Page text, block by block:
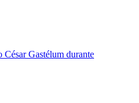
César Gastélum durante